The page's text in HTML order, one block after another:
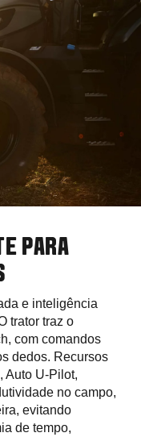
PARA
e inteligência
trator traz o
com comandos
dedos. Recursos
Auto U-Pilot,
no campo,
evitando
de tempo,